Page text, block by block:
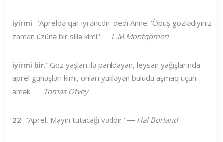
iyirmi . 'Apreldə qar iyrəncdir' dedi Anne. 'Öpüş gözlədiyiniz
zaman üzünə bir sillə kimi.' ― L.M.Montqomeri
iyirmi bir.' Göz yaşları ilə parıldayan, leysan yağışlarında
aprel günəşləri kimi, onları yükləyən buludu aşmaq üçün
əmək. ― Tomas Otvey
22 . 'Aprel, Mayın tutacağı vəddir.' ― Hal Borland